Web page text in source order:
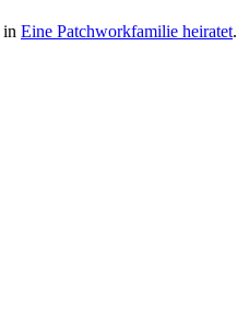
in Eine Patchworkfamilie heiratet.